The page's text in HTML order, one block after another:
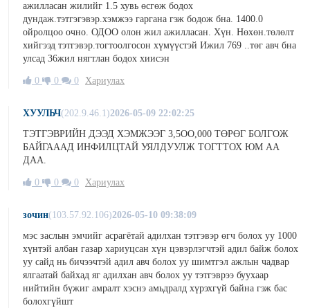
ажилласан жилийг 1.5 хувь өсгөж бодох
дундаж.тэтгэгэвэр.хэмжээ гаргана гэж бодож бна. 1400.0
ойролцоо очно. ОДОО олон жил ажилласан. Хүн. Нөхөн.төлөлт
хийгээд тэтгэвэр.тогтоолгосон хүмүүстэй Ижил 769 ..төг авч бна
улсад 36жил нягтлан бодох хиисэн
0 0 0 Хариулах
ХУУЛЬЧ(202.9.46.1)2026-05-09 22:02:25
ТЭТГЭВРИЙН ДЭЭД ХЭМЖЭЭГ 3,5ОО,000 ТӨРӨГ БОЛГОЖ
БАЙГАААД ИНФИЛЦТАЙ УЯЛДУУЛЖ ТОГТТОХ ЮМ АА
ДАА.
0 0 0 Хариулах
зочин(103.57.92.106)2026-05-10 09:38:09
мэс заслын эмчийг асрагётай адилхан тэтгэвэр өгч болох уу 1000
хүнтэй албан газар хариуцсан хүн цэвэрлэгчтэй адил байж болох
уу сайд нь бичээчтэй адил авч болох уу шимтгэл ажлын чадвар
ялгаатай байхад яг адилхан авч болох уу тэтгэврээ буухаар
нийтийн бүжиг амралт хэснэ амьдралд хүрэхгүй байна гэж бас
болохгүйшт